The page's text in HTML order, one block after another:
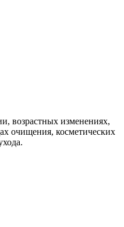
возрастных изменениях,
очищения, косметических